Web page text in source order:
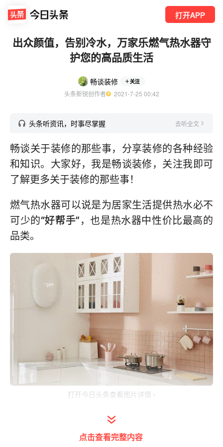
打开APP
出众颜值，告别冷水，万家乐燃气热水器守
护您的高品质生活
畅谈装修 关注
头条新锐创作者
  2021-7-25 00:42
头条听资讯，时事尽掌握 去听全文
畅谈关于装修的那些事，分享装修的各种经验
和知识。大家好，我是畅谈装修，关注我即可
了解更多关于装修的那些事！
燃气热水器可以说是为居家生活提供热水必不
可少的“好帮手” ，也是热水器中性价比最高的
品类。
打开今日头条查看图片详情
早期，我国物质条件并不发达，生活热水常常
是公用，后来热水回归家庭，从小壶烧水到家
点击查看完整内容